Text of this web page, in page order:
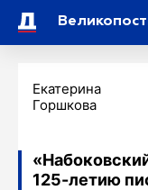
Екатерина
Горшкова
125-летию